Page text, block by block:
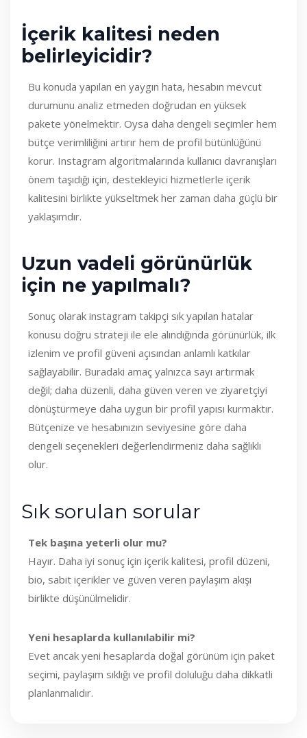
İçerik kalitesi neden
belirleyicidir?
Bu konuda yapılan en yaygın hata, hesabın mevcut
durumunu analiz etmeden doğrudan en yüksek
pakete yönelmektir. Oysa daha dengeli seçimler hem
bütçe verimliliğini artırır hem de profil bütünlüğünü
korur. Instagram algoritmalarında kullanıcı davranışları
önem taşıdığı için, destekleyici hizmetlerle içerik
kalitesini birlikte yükseltmek her zaman daha güçlü bir
yaklaşımdır.
Uzun vadeli görünürlük
için ne yapılmalı?
Sonuç olarak instagram takipçi sık yapılan hatalar
konusu doğru strateji ile ele alındığında görünürlük, ilk
izlenim ve profil güveni açısından anlamlı katkılar
sağlayabilir. Buradaki amaç yalnızca sayı artırmak
değil; daha düzenli, daha güven veren ve ziyaretçiyi
dönüştürmeye daha uygun bir profil yapısı kurmaktır.
Bütçenize ve hesabınızın seviyesine göre daha
dengeli seçenekleri değerlendirmeniz daha sağlıklı
olur.
Sık sorulan sorular
Tek başına yeterli olur mu?
Hayır. Daha iyi sonuç için içerik kalitesi, profil düzeni,
bio, sabit içerikler ve güven veren paylaşım akışı
birlikte düşünülmelidir.
Yeni hesaplarda kullanılabilir mi?
Evet ancak yeni hesaplarda doğal görünüm için paket
seçimi, paylaşım sıklığı ve profil doluluğu daha dikkatli
planlanmalıdır.